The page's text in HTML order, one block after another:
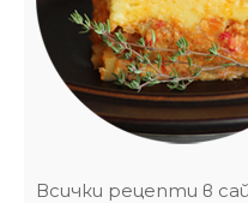
Всички рецепти в